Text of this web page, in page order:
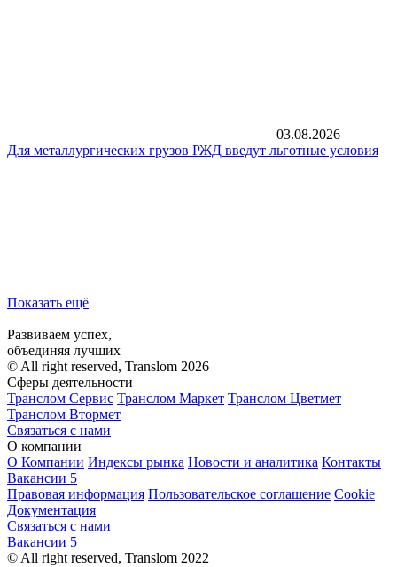
03.08.2026
Для металлургических грузов РЖД введут льготные условия
Показать ещё
Развиваем успех,
объединяя лучших
© All right reserved, Translom 2026
Сферы деятельности
Транслом Сервис Транслом Маркет Транслом Цветмет
Транслом Втормет
Связаться с нами
О компании
О Компании Индексы рынка Новости и аналитика Контакты
Вакансии 5
Правовая информация Пользовательское соглашение Cookie
Документация
Связаться с нами
Вакансии 5
© All right reserved, Translom 2022